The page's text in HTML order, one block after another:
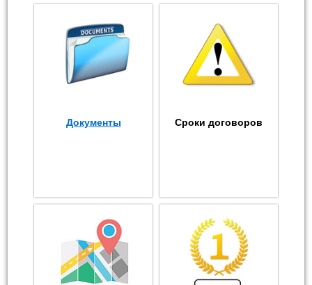
Документы Сроки договоров